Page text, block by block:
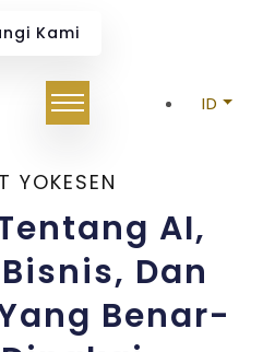
Business
Kami
ID
YOKESEN
AI,
Dan
Benar-